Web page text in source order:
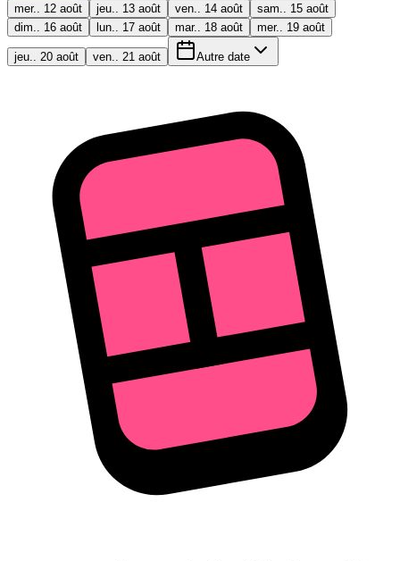
mer.. 12 août jeu.. 13 août ven.. 14 août
sam.. 15 août
dim.. 16 août
lun.. 17 août mar.. 18 août mer.. 19 août
jeu.. 20 août ven.. 21 août Autre date